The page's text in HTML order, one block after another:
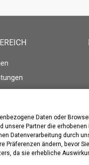
Daten oder
Partner die erhobenen
Datenverarbeitung durch
Präferenzen ändern, bevor
da sie erhebliche